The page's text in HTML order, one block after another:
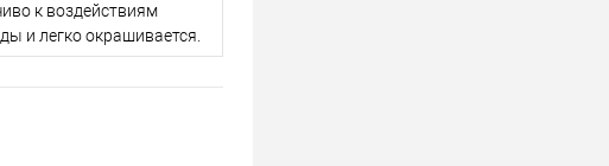
к воздействиям
и легко окрашивается.